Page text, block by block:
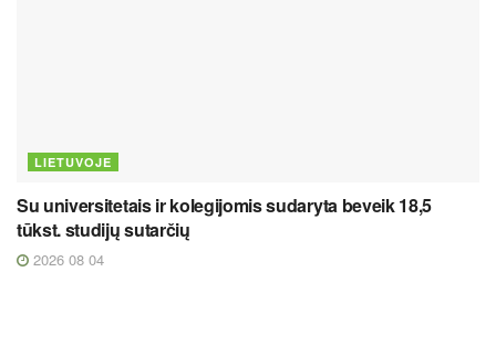
LIETUVOJE
Su universitetais ir kolegijomis sudaryta beveik 18,5
tūkst. studijų sutarčių
2026 08 04